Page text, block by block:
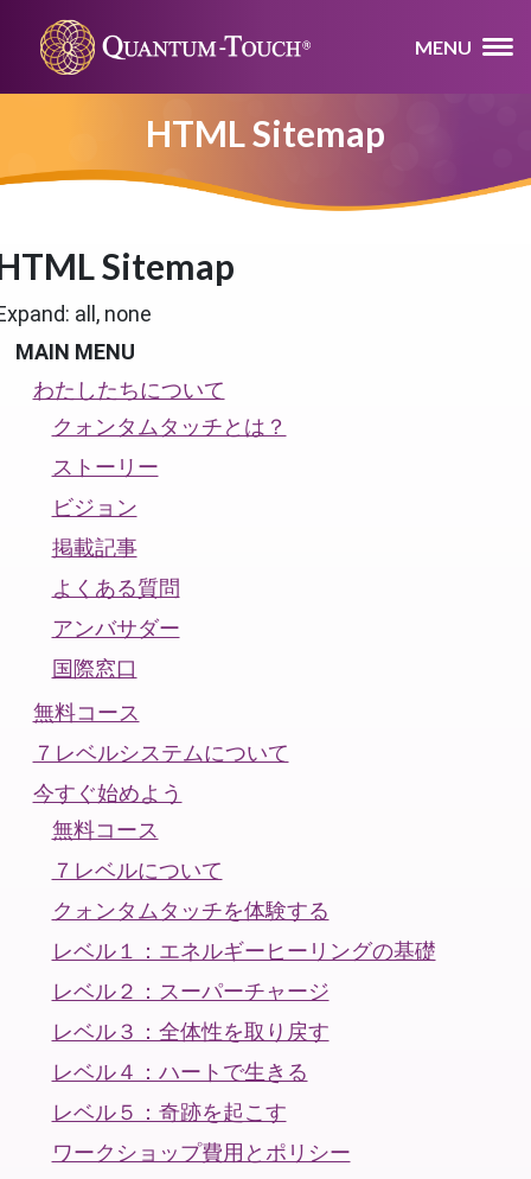
MENU
HTML Sitemap
Sitemap
all, none
MAIN MENU
わたしたちについて
クォンタムタッチとは？
ストーリー
ビジョン
掲載記事
よくある質問
アンバサダー
国際窓口
無料コース
７レベルシステムについて
今すぐ始めよう
無料コース
７レベルについて
クォンタムタッチを体験する
レベル１：エネルギーヒーリングの基礎
レベル２：スーパーチャージ
レベル３：全体性を取り戻す
レベル４：ハートで生きる
レベル５：奇跡を起こす
ワークショップ費用とポリシー